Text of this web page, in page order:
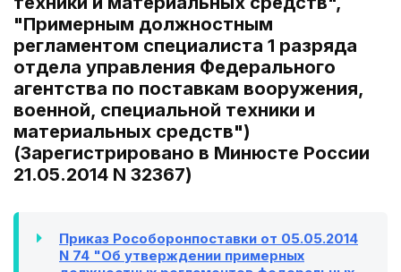
"Примерным должностным
регламентом специалиста 1 разряда
отдела управления Федерального
агентства по поставкам вооружения,
военной, специальной техники и
материальных средств")
(Зарегистрировано в Минюсте России
21.05.2014 N 32367)
Приказ Рособоронпоставки от 05.05.2014
N 74 "Об утверждении примерных